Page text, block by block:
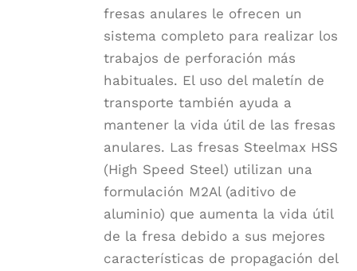
fresas anulares le ofrecen un
sistema completo para realizar los
trabajos de perforación más
habituales. El uso del maletín de
transporte también ayuda a
mantener la vida útil de las fresas
anulares. Las fresas Steelmax HSS
(High Speed Steel) utilizan una
formulación M2Al (aditivo de
aluminio) que aumenta la vida útil
de la fresa debido a sus mejores
características de propagación del